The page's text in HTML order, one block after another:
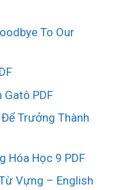
To Our
Gatô PDF
Trưởng Thành
Hóa Học 9 PDF
Vựng – English